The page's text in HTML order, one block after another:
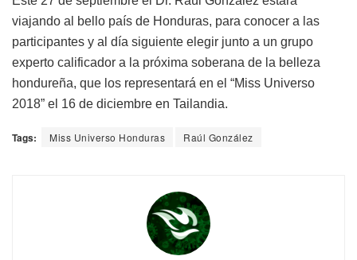
viajando al bello país de Honduras, para conocer a las
participantes y al día siguiente elegir junto a un grupo
experto calificador a la próxima soberana de la belleza
hondureña, que los representará en el “Miss Universo
2018” el 16 de diciembre en Tailandia.
Tags: Miss Universo Honduras Raúl González